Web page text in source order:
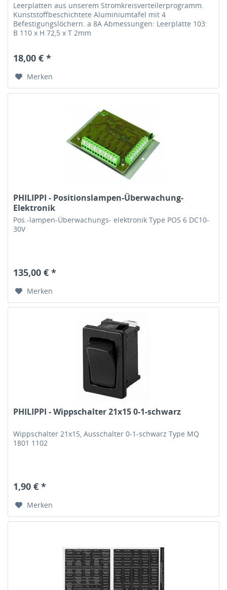
Leerplatten aus unserem Stromkreisverteilerprogramm.
Kunststoffbeschichtete Aluminiumtafel mit 4
Befestigungslöchern. a 8A Abmessungen: Leerplatte 103:
B 110 x H 72,5 x T 2mm
18,00 € *
Merken
PHILIPPI - Positionslampen-Überwachung-
Elektronik
Pos.-lampen-Überwachungs- elektronik Type POS 6 DC10-
30V
135,00 € *
Merken
PHILIPPI - Wippschalter 21x15 0-1-schwarz
Wippschalter 21x15, Ausschalter 0-1-schwarz Type MQ
1801 1102
1,90 € *
Merken